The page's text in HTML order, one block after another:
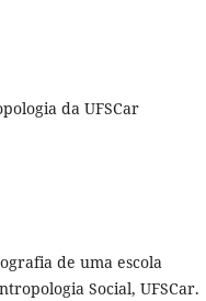
da UFSCar
de uma escola
Social, UFSCar.